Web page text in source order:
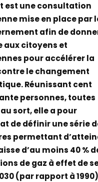
est une consultation
mise en place par
afin de
aux citoyens et
pour accélérer la
le changement
Réunissant cent
personnes, toutes
sort, elle a pour
de définir une série
permettant
d’au moins 40 %
de gaz à effet de
(par rapport à 1990)